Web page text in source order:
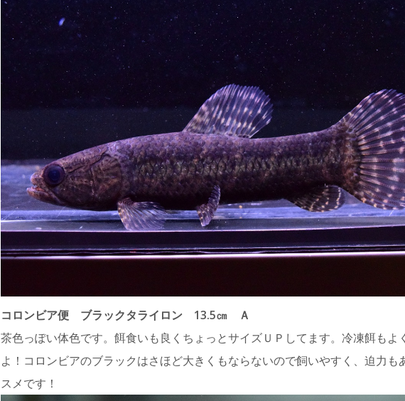
コロンビア便 ブラックタライロン 13.5㎝ Ａ
茶色っぽい体色です。餌食いも良くちょっとサイズＵＰしてます。冷凍餌もよ
よ！コロンビアのブラックはさほど大きくもならないので飼いやすく、迫力も
スメです！